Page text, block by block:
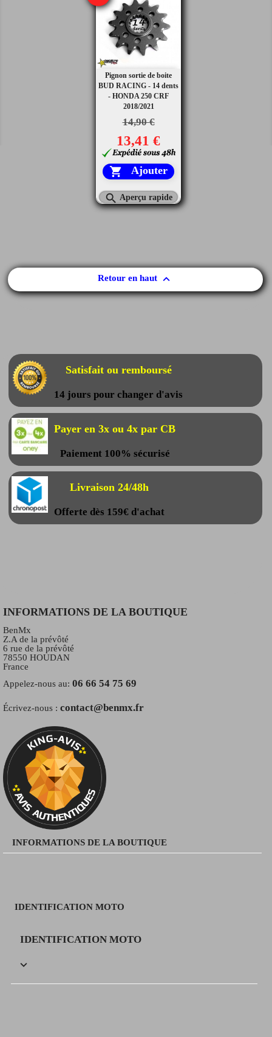
Pignon sortie de boite
BUD RACING - 14 dents
- HONDA 250 CRF
2018/2021
14,90 €
13,41 €
 Ajouter
 Aperçu rapide
Retour en haut 
Satisfait ou remboursé
14 jours pour changer d'avis
Payer en 3x ou 4x par CB
Paiement 100% sécurisé
Livraison 24/48h
Offerte dès 159€ d'achat
INFORMATIONS DE LA BOUTIQUE
BenMx
Z.A de la prévôté
6 rue de la prévôté
78550 HOUDAN
France
Appelez-nous au: 06 66 54 75 69
Écrivez-nous : contact@benmx.fr
INFORMATIONS DE LA BOUTIQUE
IDENTIFICATION MOTO
IDENTIFICATION MOTO
